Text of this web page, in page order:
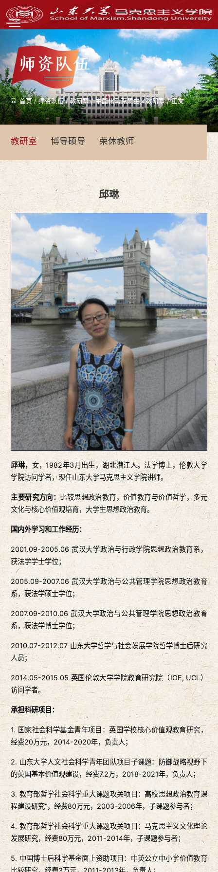
师资队伍
首页/师资队伍/教研室/中国化马克思主义教研室/正文
教研室 博导硕导 荣休教师
邱琳
邱琳， 女，1982年3月出生，湖北潜江人。法学博士，伦敦大学
学院访问学者，现任山东大学马克思主义学院讲师。
主要研究方向：
比较思想政治教育，价值教育与价值哲学，多元
文化与核心价值观培育，大学生思想政治教育。
国内外学习和工作经历：
2001.09-2005.06 武汉大学政治与行政学院思想政治教育系，
获法学学士学位；
2005.09-2007.06 武汉大学政治与公共管理学院思想政治教育
系，获法学硕士学位；
2007.09-2010.06 武汉大学政治与公共管理学院思想政治教育
系，获法学博士学位；
2010.07-2012.07 山东大学哲学与社会发展学院哲学博士后研究
人员；
2014.05-2015.05 英国伦敦大学学院教育研究院（IOE, UCL）
访问学者。
承担科研项目 ：
1. 国家社会科学基金青年项目：英国学校核心价值观教育研究，
经费20万元，2014-2020年，负责人；
2. 山东大学人文社会科学青年团队项目子课题：防御战略视野下
的英国基本价值观建设，经费7.2万，2018-2021年，负责人；
3. 教育部哲学社会科学重大课题攻关项目：高校思想政治教育课
程建设研究”，经费80万元，2003-2006年，子课题参与者；
4. 教育部哲学社会科学重大课题攻关项目：马克思主义文化理论
发展研究，经费80万元，2011-2014年，子课题参与者；
5. 中国博士后科学基金面上资助项目：中英公立中小学价值教育
比较研究，经费3万元，2011-2013年，负责人；